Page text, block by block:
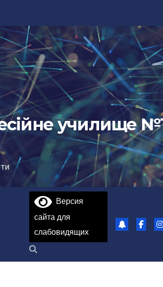
училище
Версия
сайта для
слабовидящих